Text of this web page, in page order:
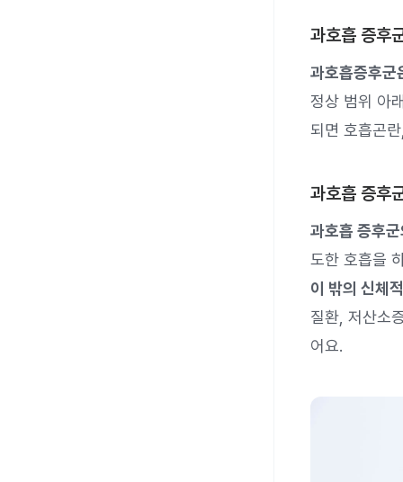
과호흡 증후
과호흡증후군
정상 범위 아
되면 호흡곤
과호흡 증후
과호흡 증후
도한 호흡을
이 밖의 신체
질환, 저산소
어요.